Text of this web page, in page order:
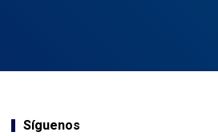
Síguenos